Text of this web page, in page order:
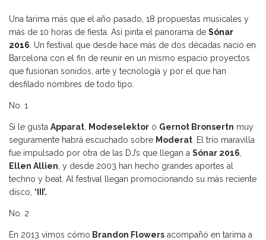
Una tarima más que el año pasado, 18 propuestas musicales y
más de 10 horas de fiesta. Así pinta el panorama de Sónar
2016 . Un festival que desde hace más de dos décadas nació en
Barcelona con el fin de reunir en un mismo espacio proyectos
que fusionan sonidos, arte y tecnología y por el que han
desfilado nombres de todo tipo.
No. 1
Si le gusta Apparat Modeselektor o Gernot Bronsertn muy
seguramente habrá escuchado sobre Moderat . El trío maravilla
fue impulsado por otra de las DJ’s que llegan a Sónar 2016
Ellen Allien , y desde 2003 han hecho grandes aportes al
techno y beat. Al festival llegan promocionando su más reciente
disco, ‘III’.
No. 2
En 2013 vimos cómo Brandon Flowers acompañó en tarima a